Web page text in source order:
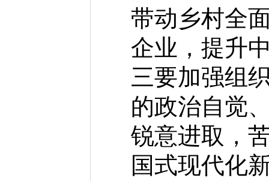
带动乡村全
企业，提升
三要加强组
的政治自觉
锐意进取，
国式现代化